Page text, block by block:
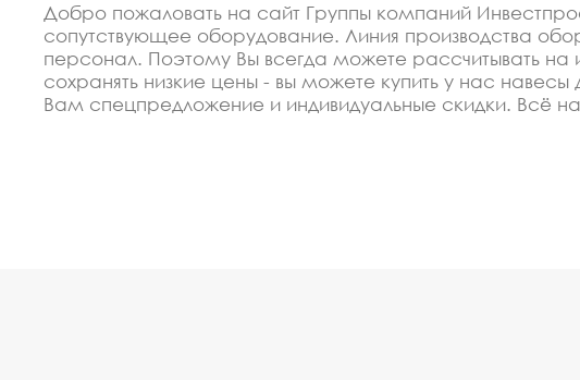
Добро пожаловать на сайт Группы компаний
сопутствующее оборудование. Линия производства
персонал. Поэтому Вы всегда можете рассчитывать на
сохранять низкие цены - вы можете купить у нас
Вам спецпредложение и индивидуальные скидки. Всё
Спецпредложение от